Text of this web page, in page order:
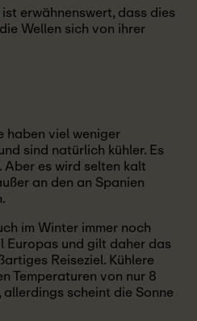
ist erwähnenswert, dass dies
Wellen sich von ihrer
viel weniger
sind natürlich kühler. Es
es wird selten kalt
an den an Spanien
im Winter immer noch
Europas und gilt daher das
Reiseziel. Kühlere
Temperaturen von nur 8
scheint die Sonne